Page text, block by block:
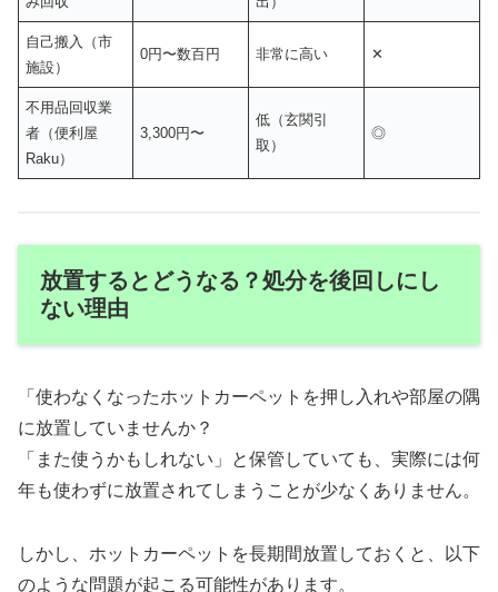
自己搬入（市
施設）
0円〜数百円 非常に高い ✕
不用品回収業
者（便利屋
Raku）
3,300円〜
低（玄関引
取）
◎
放置するとどうなる？処分を後回しにし
ない理由
「使わなくなったホットカーペットを押し入れや部屋の隅
に放置していませんか？
「また使うかもしれない」と保管していても、実際には何
年も使わずに放置されてしまうことが少なくありません。
しかし、ホットカーペットを長期間放置しておくと、以下
のような問題が起こる可能性があります。